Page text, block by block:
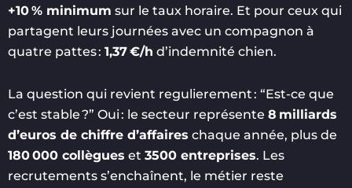
+10 % minimum sur le taux horaire. Et pour ceux qui
partagent leurs journées avec un compagnon à
quatre pattes : 1,37 €/h d’indemnité chien.
La question qui revient regulierement : “Est-ce que
c’est stable ?” Oui : le secteur représente 8 milliards
d’euros de chiffre d’affaires chaque année, plus de
180 000 collègues et 3500 entreprises. Les
recrutements s’enchaînent, le métier reste